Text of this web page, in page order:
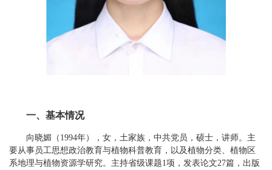
一、 基本情况
向晓媚 （ 1994年） ，女，土家族，中共党员， 硕士，讲师。 主
要从事员工思想政治教育与植物科普教育，以及植物分类、植物区
系地理与植物资源学研究。主持省级课题1项 ， 发表论文27篇，出版